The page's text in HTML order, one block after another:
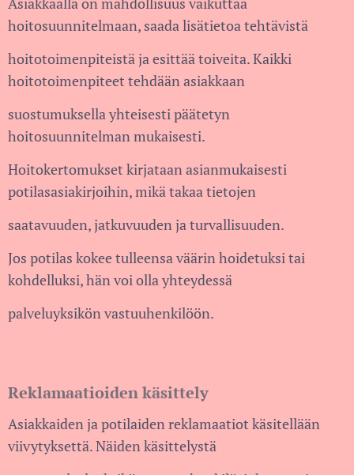
hoitosuunnitelmaan, saada lisätietoa tehtävistä
hoitotoimenpiteistä ja esittää toiveita. Kaikki
hoitotoimenpiteet tehdään asiakkaan
suostumuksella yhteisesti päätetyn
hoitosuunnitelman mukaisesti.
Hoitokertomukset kirjataan asianmukaisesti
potilasasiakirjoihin, mikä takaa tietojen
saatavuuden, jatkuvuuden ja turvallisuuden.
Jos potilas kokee tulleensa väärin hoidetuksi tai
kohdelluksi, hän voi olla yhteydessä
palveluyksikön vastuuhenkilöön.
Reklamaatioiden käsittely
Asiakkaiden ja potilaiden reklamaatiot käsitellään
viivytyksettä. Näiden käsittelystä